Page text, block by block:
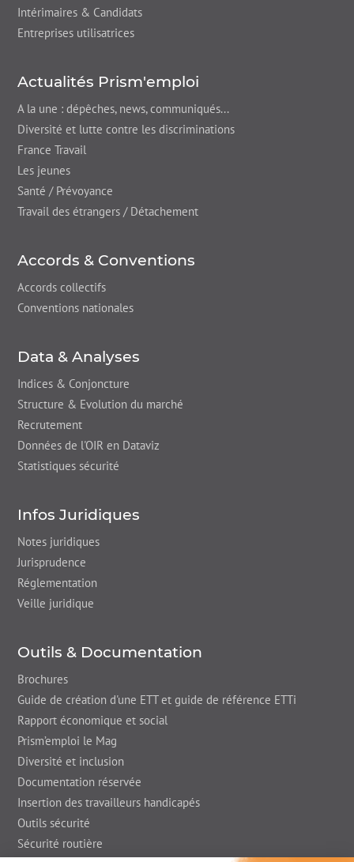
Intérimaires & Candidats
Entreprises utilisatrices
Actualités Prism'emploi
A la une : dépêches, news, communiqués...
Diversité et lutte contre les discriminations
France Travail
Les jeunes
Santé / Prévoyance
Travail des étrangers / Détachement
Accords & Conventions
Accords collectifs
Conventions nationales
Data & Analyses
Indices & Conjoncture
Structure & Evolution du marché
Recrutement
Données de l'OIR en Dataviz
Statistiques sécurité
Infos Juridiques
Notes juridiques
Jurisprudence
Réglementation
Veille juridique
Outils & Documentation
Brochures
Guide de création d'une ETT et guide de référence ETTi
Rapport économique et social
Prism’emploi le Mag
Diversité et inclusion
Documentation réservée
Insertion des travailleurs handicapés
Outils sécurité
Sécurité routière